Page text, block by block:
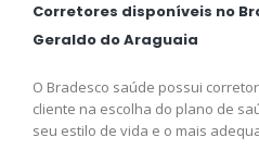
Corretores disponíveis no
Geraldo do Araguaia
O Bradesco saúde possui
cliente na escolha do plano de
seu estilo de vida e o mais